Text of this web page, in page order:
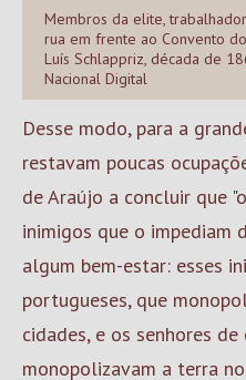
Membros da elite,
rua em frente ao Convento
Luís Schlappriz, década de
Nacional Digital
Desse modo, para a
restavam poucas
de Araújo a concluir que
inimigos que o impediam
algum bem-estar: esses
portugueses, que
cidades, e os senhores de
monopolizavam a terra